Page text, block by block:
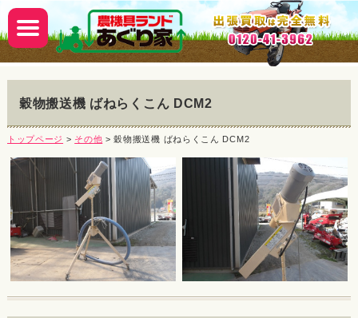
穀物搬送機 ばねらくこん DCM2
トップページ > その他 > 穀物搬送機 ばねらくこん DCM2